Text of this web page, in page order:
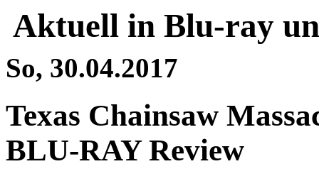
Aktuell in Blu-ray
So, 30.04.2017
Texas Chainsaw
BLU-RAY Review